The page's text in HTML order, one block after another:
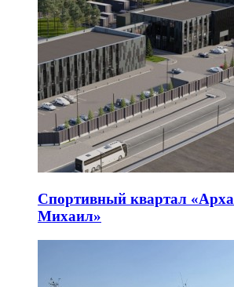
Спортивный квартал
Михаил»